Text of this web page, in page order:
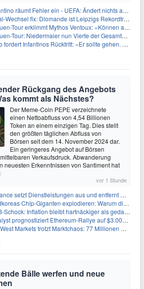
räumt Fehler ein - UEFA: Ändert nichts an Boykott
Wechsel fix: Diomande ist Leipzigs Rekordtransfer
Tour erklimmt Mythos Ventoux: «Können alles schaffen»
Tour: Niedermaier nun Vierte der Gesamtwertung
fordert Infantinos Rücktritt: «Er sollte gehen. Jetzt»
Rückgang des Angebots
kommt als Nächstes?
Der Meme-Coin PEPE verzeichnete
einen Nettoabfluss von 4,54 Billionen
Token an einem einzigen Tag. Dies stellt
den größten täglichen Abfluss von
Börsen seit dem 14. November 2024 dar.
Ein geringeres Angebot auf Börsen
Verkaufsdruck. Abwanderung
neuesten Erkenntnissen von Santiment hat
vor 1 Stunde
setzt Dienstleistungen aus und entfernt mehrere Krypto-Paare: Wer ist betroffen?
Chip-Giganten explodieren: Warum dieser Rekord-Tag die KI-Branche erschüttert
Inflation bleibt hartnäckiger als gedacht – 2027 wird zum kritischen Test
prognostiziert Ethereum-Rallye auf $3.000 nach entscheidendem On-Chain-Ausbruch
Markets trotzt Marktchaos: 77 Millionen Pfund Gewinn im ersten Halbjahr
Bälle werfen und neue